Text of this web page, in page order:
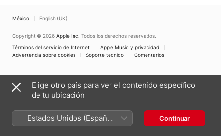
México English (UK)
Copyright © 2026 Apple Inc. Todos los derechos reservados.
Términos del servicio de Internet
Apple Music y privacidad
Advertencia sobre cookies
Soporte técnico Comentarios
Elige otro país para ver el contenido específico
de tu ubicación
Estados Unidos (Español
México)
Continuar